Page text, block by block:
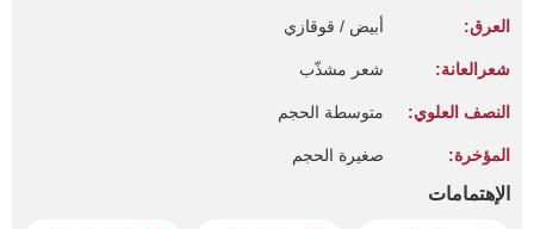
العرق: أبيض / قوقازي
شعرالعانة: شعر مشذّب
النصف العلوي: متوسطة الحجم
المؤخرة: صغيرة الحجم
الإهتمامات